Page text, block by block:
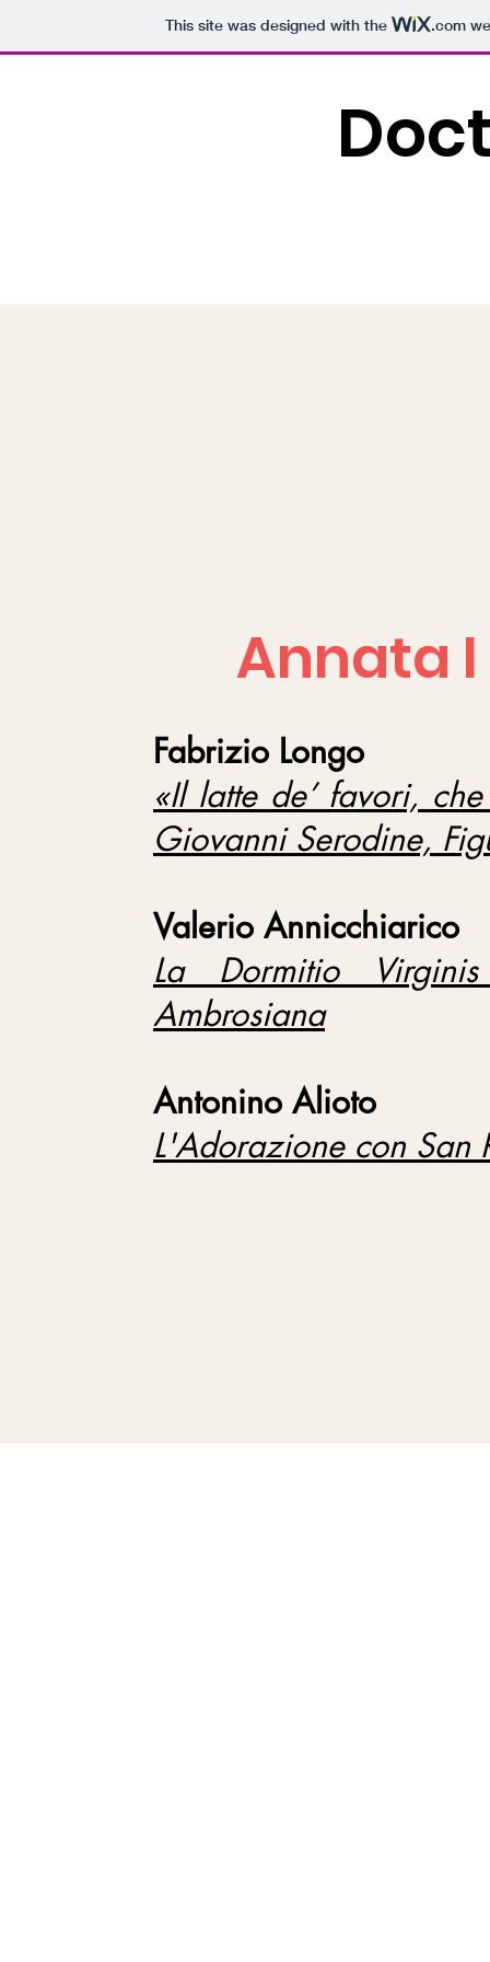
This site was designed with the .com
Annata
Fabrizio Longo
«Il latte de’ favori,
Giovanni Serodine,
Valerio Annicchiarico
La Dormitio
Ambrosiana
Antonino Alioto
L'Adorazione con San